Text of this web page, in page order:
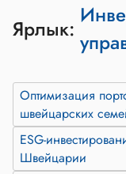
Ярлык:
Оптимизация
швейцарских
ESG-
Швейцарии